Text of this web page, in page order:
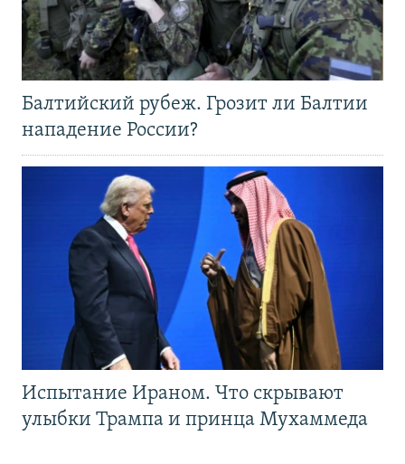
Балтийский рубеж. Грозит ли Балтии
нападение России?
Испытание Ираном. Что скрывают
улыбки Трампа и принца Мухаммеда